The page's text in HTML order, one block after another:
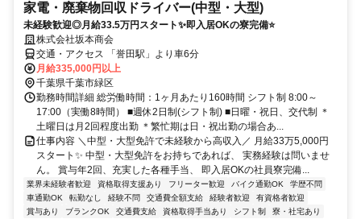
家電・廃棄物回収ドライバー(中型・大型)
未経験歓迎◎月給33.5万円スタート✨即入居OKの寮完備⭐
株式会社坂本商会
交通・アクセス 「誉田駅」より車6分
月給335,000円以上
千葉県千葉市緑区
勤務時間詳細 総労働時間：1ヶ月あたり160時間 シフト制 8:00～
17:00（実働8時間） ■週休2日制(シフト制) ■日曜・祝日、交代制 ＊
土曜日は月2回程度出勤 ＊繁忙期は日・祝出勤の場合あ...
仕事内容 ＼中型・大型免許で未経験から高収入／ 月給33万5,000円
スタート✨ 中型・大型免許をお持ちであれば、 実務経験は問いませ
ん。 賞与年2回、充実した各種手当、 即入居OKの社員寮完備...
業界未経験者歓迎 資格取得支援あり フリーター歓迎 バイク通勤OK
学歴不問
車通勤OK
転勤なし 経験不問 交通費全額支給 経験者歓迎
有資格者歓迎
賞与あり
ブランクOK 交通費支給 資格取得手当あり シフト制 寮・社宅あり